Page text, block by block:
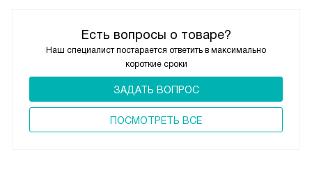
Есть вопросы о товаре?
Наш специалист постарается ответить в максимально
короткие сроки
ЗАДАТЬ ВОПРОС
ПОCМОТРЕТЬ ВСЕ